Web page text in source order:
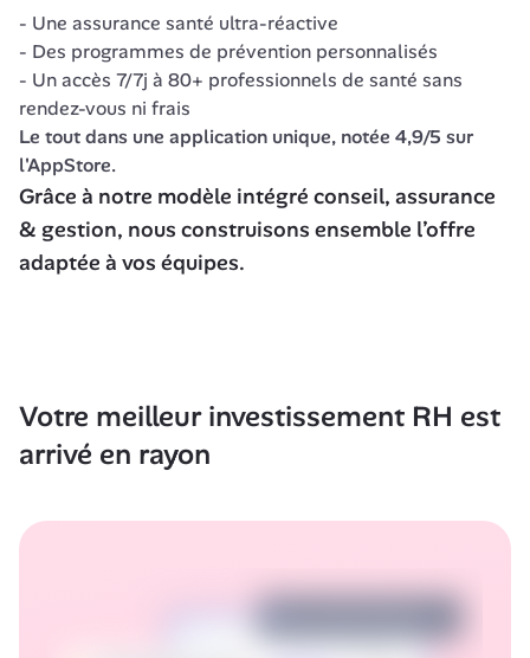
- Une assurance santé ultra-réactive
- Des programmes de prévention personnalisés
- Un accès 7/7j à 80+ professionnels de santé sans
rendez-vous ni frais
Le tout dans une application unique, notée 4,9/5 sur
l'AppStore.
Grâce à notre modèle intégré conseil, assurance
& gestion, nous construisons ensemble l’offre
adaptée à vos équipes.
Votre meilleur investissement RH est
arrivé en rayon